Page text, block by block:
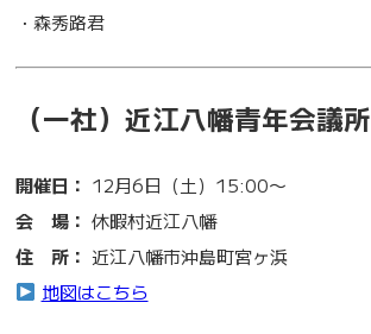
・森秀路君
（一社）近江八幡青年会議所
開催日： 12月6日（土）15:00〜
会 場： 休暇村近江八幡
住 所： 近江八幡市沖島町宮ヶ浜
地図はこちら